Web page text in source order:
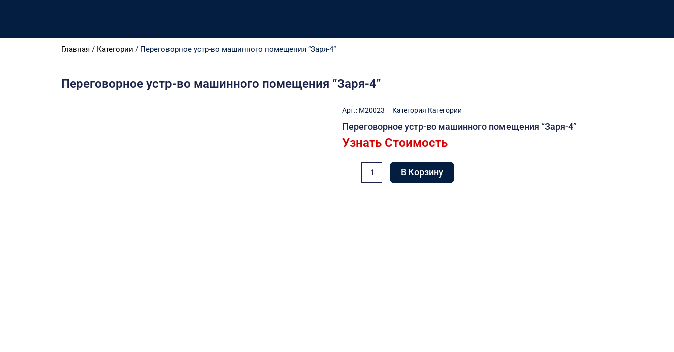
Главная / Категории / Переговорное устр-во машинного помещения “Заря-4”
Переговорное устр-во машинного помещения “Заря-4”
Арт.: M20023 Категория Категории
Переговорное устр-во машинного помещения “Заря-4”
Узнать Стоимость
В Корзину